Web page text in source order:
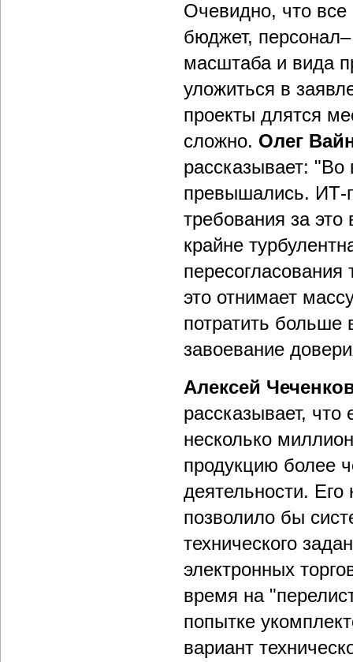
Очевидно, что все
бюджет,
масштаба и вида
уложиться в
проекты длятся
сложно. Олег
рассказывает:
превышались. ИТ-
требования за
крайне
это отнимает
потратить больше
завоевание
Алексей
рассказывает, что
несколько
продукцию более
деятельности.
позволило бы
технического
электронных
время на
попытке
вариант